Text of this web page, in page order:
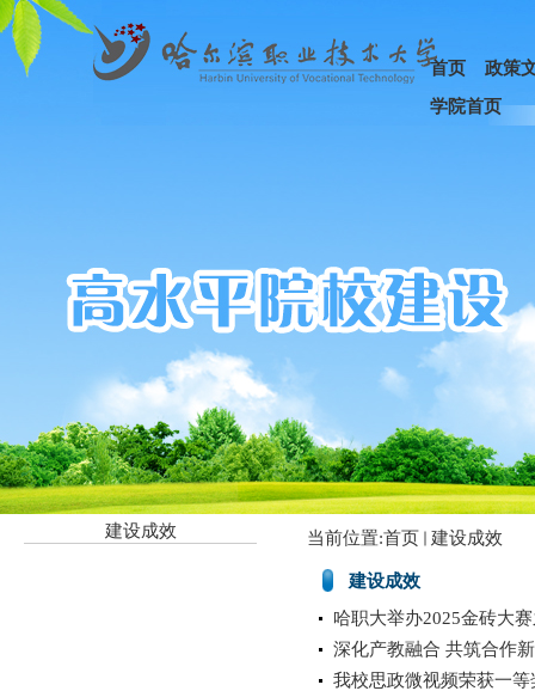
首页
政策
学院首页
建设成效 当前位置:首页 建设成效
建设成效
哈职大举办2025金砖大
深化产教融合 共筑合作
我校思政微视频荣获一等